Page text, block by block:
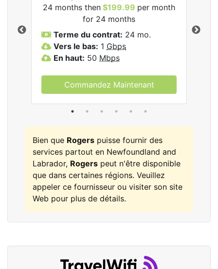
24 months then $199.99 per month
for 24 months
Terme du contrat: 24 mo.
Vers le bas: 1 Gbps
En haut: 50 Mbps
Commandez Maintenant
Bien que Rogers puisse fournir des
services partout en Newfoundland and
Labrador, Rogers peut n'être disponible
que dans certaines régions. Veuillez
appeler ce fournisseur ou visiter son site
Web pour plus de détails.